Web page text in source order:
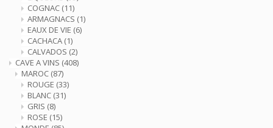
COGNAC (11)
ARMAGNACS (1)
EAUX DE VIE (6)
CACHACA (1)
CALVADOS (2)
CAVE A VINS (408)
MAROC (87)
ROUGE (33)
BLANC (31)
GRIS (8)
ROSE (15)